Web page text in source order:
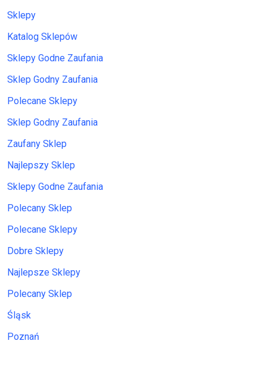
Sklepy
Katalog Sklepów
Sklepy Godne Zaufania
Sklep Godny Zaufania
Polecane Sklepy
Sklep Godny Zaufania
Zaufany Sklep
Najlepszy Sklep
Sklepy Godne Zaufania
Polecany Sklep
Polecane Sklepy
Dobre Sklepy
Najlepsze Sklepy
Polecany Sklep
Śląsk
Poznań